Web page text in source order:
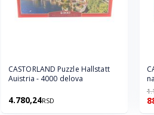
CASTORLAND Puzzle Hallstatt
Auistria - 4000 delova
4.780,24RSD